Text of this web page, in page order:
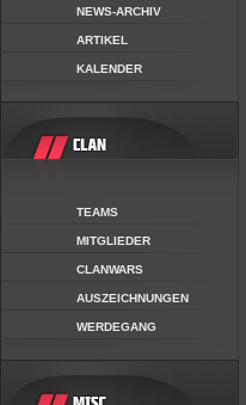
NEWS-ARCHIV
ARTIKEL
KALENDER
TEAMS
MITGLIEDER
CLANWARS
AUSZEICHNUNGEN
WERDEGANG